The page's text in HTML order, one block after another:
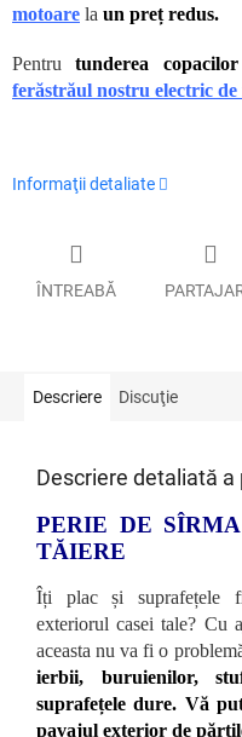
motoare la un preț redus.
Pentrutunderea copacilor
ferăstrăul nostru electric de
Informaţii detaliate
ÎNTREABĂ
Descriere Discuţie
Descriere detaliată a
PERIE DE
TĂIERE
Îți plac și suprafețele
exteriorul casei tale? Cu
aceasta nu va fi o
ierbii, buruienilor,
suprafețele dure. Vă
pavajul exterior de